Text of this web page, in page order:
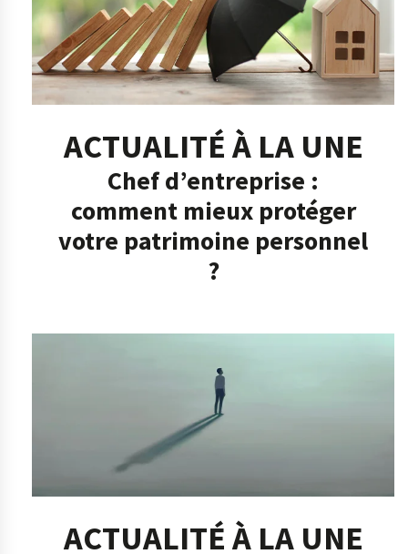
ACTUALITÉ À LA UNE
Chef d’entreprise :
comment mieux protéger
votre patrimoine personnel
?
ACTUALITÉ À LA UNE